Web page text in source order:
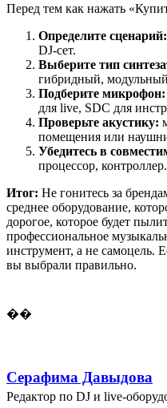
Перед тем как нажать
Определите сценарий:
DJ-сет.
Выберите тип
гибридный,
Подберите микрофон:
для live, SDC для
Проверьте акустику:
помещения или
Убедитесь в
процессор, контроллер.
Итог: Не гонитесь за
среднее оборудование,
дорогое, которое будет
профессиональное
инструмент, а не самоцель.
вы выбрали правильно.
��
Серафима Давыдова
Редактор по DJ и live-